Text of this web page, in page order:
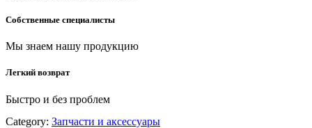
Собственные специалисты
Мы знаем нашу продукцию
Легкий возврат
Быстро и без проблем
Category: Запчасти и аксессуары